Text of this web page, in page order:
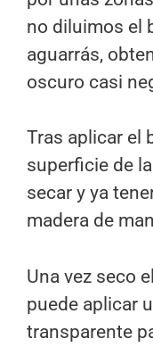
no diluimos el
aguarrás,
oscuro casi
Tras aplicar el
superficie de
secar y ya
madera de
Una vez seco
puede aplicar
transparente